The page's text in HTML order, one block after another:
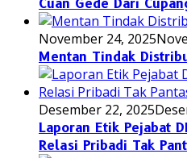
Cuan Gede Dari
November 24, 2025
Mentan Tindak
Desember 22, 2025
Laporan Etik Pejabat
Relasi Pribadi Tak